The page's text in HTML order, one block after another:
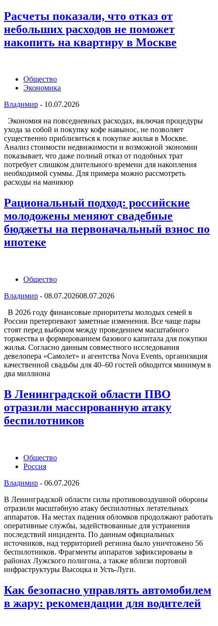
Расчеты показали, что отказ от
небольших расходов не поможет
накопить на квартиру в Москве
Общество
Экономика
Владимир - 10.07.2026
Экономия на повседневных расходах, включая процедуры
ухода за собой и покупку кофе навынос, не позволяет
существенно приблизиться к покупке жилья в Москве.
Анализ стоимости недвижимости и возможной экономии
показывает, что даже полный отказ от подобных трат
потребует слишком длительного времени для накопления
необходимой суммы. Для примера можно рассмотреть
расходы на маникюр
Рациональный подход: российские
молодожены меняют свадебные
бюджеты на первоначальный взнос по
ипотеке
Общество
Владимир - 08.07.202608.07.2026
В 2026 году финансовые приоритеты молодых семей в
России претерпевают заметные изменения. Все чаще пары
стоят перед выбором между проведением масштабного
торжества и формированием базового капитала для покупки
жилья. Согласно данным совместного исследования
девелопера «Самолет» и агентства Nova Events, организация
качественной свадьбы для 40–60 гостей обходится минимум в
два миллиона
В Ленинградской области ПВО
отразили массированную атаку
беспилотников
Общество
Россия
Владимир - 06.07.2026
В Ленинградской области силы противовоздушной обороны
отразили масштабную атаку беспилотных летательных
аппаратов. На местах падения обломков продолжают работать
оперативные службы, задействованные для устранения
последствий инцидента. По данным официальных
источников, над территорией региона было уничтожено 56
беспилотников. Фрагменты аппаратов зафиксированы в
районах Лужского полигона, а также вблизи портовой
инфраструктуры Высоцка и Усть-Луги.
Как безопасно управлять автомобилем
в жару: рекомендации для водителей